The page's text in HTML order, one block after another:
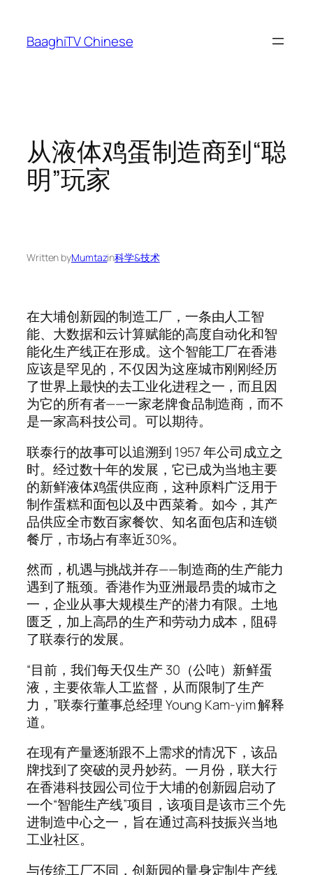
content
BaaghiTV Chinese
从液体鸡蛋制造商到“聪
明”玩家
Written byMumtazin科学&技术
在大埔创新园的制造工厂，一条由人工智
能、大数据和云计算赋能的高度自动化和智
能化生产线正在形成。这个智能工厂在香港
应该是罕见的，不仅因为这座城市刚刚经历
了世界上最快的去工业化进程之一，而且因
为它的所有者——一家老牌食品制造商，而不
是一家高科技公司。可以期待。
联泰行的故事可以追溯到 1957 年公司成立之
时。经过数十年的发展，它已成为当地主要
的新鲜液体鸡蛋供应商，这种原料广泛用于
制作蛋糕和面包以及中西菜肴。如今，其产
品供应全市数百家餐饮、知名面包店和连锁
餐厅，市场占有率近30%。
然而，机遇与挑战并存——制造商的生产能力
遇到了瓶颈。香港作为亚洲最昂贵的城市之
一，企业从事大规模生产的潜力有限。土地
匮乏，加上高昂的生产和劳动力成本，阻碍
了联泰行的发展。
“目前，我们每天仅生产 30（公吨）新鲜蛋
液，主要依靠人工监督，从而限制了生产
力，”联泰行董事总经理 Young Kam-yim 解释
道。
在现有产量逐渐跟不上需求的情况下，该品
牌找到了突破的灵丹妙药。一月份，联大行
在香港科技园公司位于大埔的创新园启动了
一个“智能生产线”项目，该项目是该市三个先
进制造中心之一，旨在通过高科技振兴当地
工业社区。
与传统工厂不同，创新园的量身定制生产线